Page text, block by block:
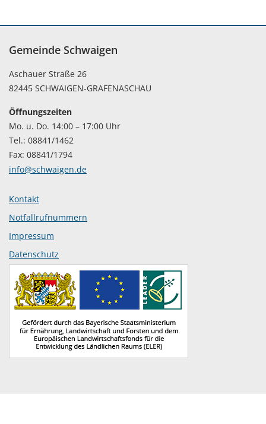
Gemeinde Schwaigen
Aschauer Straße 26
82445 SCHWAIGEN-GRAFENASCHAU
Öffnungszeiten
Mo. u. Do. 14:00 – 17:00 Uhr
Tel.: 08841/1462
Fax: 08841/1794
info@schwaigen.de
Kontakt
Notfallrufnummern
Impressum
Datenschutz